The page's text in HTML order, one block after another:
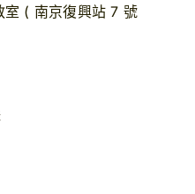
( 南京復興站 7 號